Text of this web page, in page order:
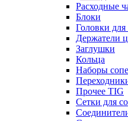
Расходные
Блоки
Головки для
Держатели
Заглушки
Кольца
Наборы
Прочее TIG
Сетки для